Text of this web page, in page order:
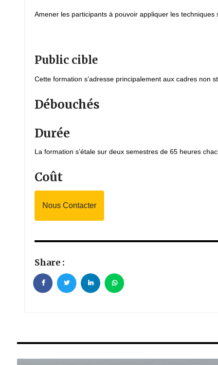
Amener les participants à pouvoir appliquer les
Public cible
Cette formation s’adresse principalement aux cadres non
Débouchés
Durée
La formation s’étale sur deux semestres de 65 heures
Coût
Nous Contacter
Share :